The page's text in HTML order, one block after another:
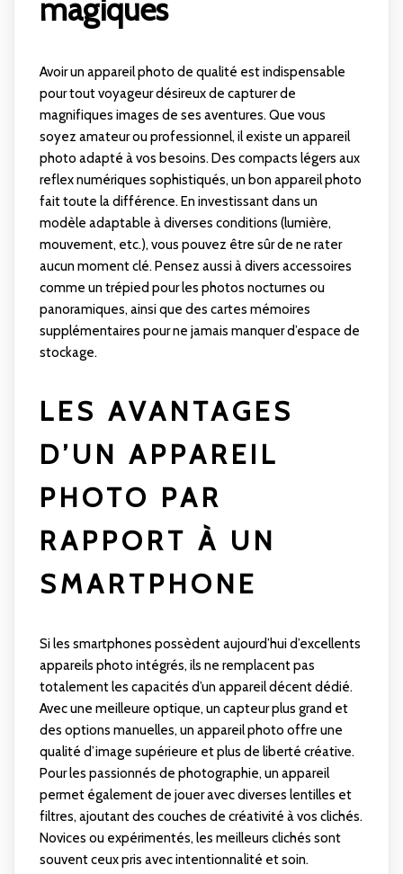
magiques
Avoir un appareil photo de qualité est indispensable
pour tout voyageur désireux de capturer de
magnifiques images de ses aventures. Que vous
soyez amateur ou professionnel, il existe un appareil
photo adapté à vos besoins. Des compacts légers aux
reflex numériques sophistiqués, un bon appareil photo
fait toute la différence. En investissant dans un
modèle adaptable à diverses conditions (lumière,
mouvement, etc.), vous pouvez être sûr de ne rater
aucun moment clé. Pensez aussi à divers accessoires
comme un trépied pour les photos nocturnes ou
panoramiques, ainsi que des cartes mémoires
supplémentaires pour ne jamais manquer d’espace de
stockage.
LES AVANTAGES
D’UN APPAREIL
PHOTO PAR
RAPPORT À UN
SMARTPHONE
Si les smartphones possèdent aujourd’hui d’excellents
appareils photo intégrés, ils ne remplacent pas
totalement les capacités d’un appareil décent dédié.
Avec une meilleure optique, un capteur plus grand et
des options manuelles, un appareil photo offre une
qualité d’image supérieure et plus de liberté créative.
Pour les passionnés de photographie, un appareil
permet également de jouer avec diverses lentilles et
filtres, ajoutant des couches de créativité à vos clichés.
Novices ou expérimentés, les meilleurs clichés sont
souvent ceux pris avec intentionnalité et soin.